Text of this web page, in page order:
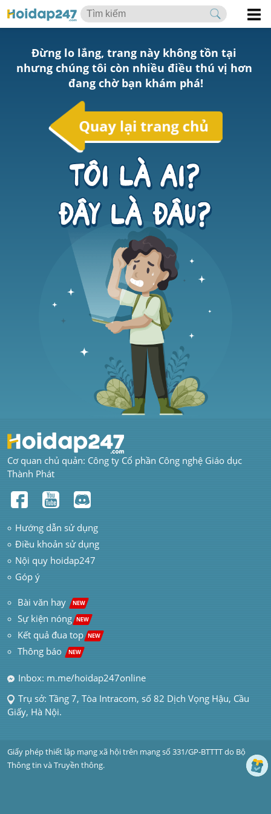
Đừng lo lắng, trang này không tồn tại
nhưng chúng tôi còn nhiều điều thú vị hơn
đang chờ bạn khám phá!
Cơ quan chủ quản: Công ty Cổ phần Công nghệ Giáo dục
Thành Phát
Hướng dẫn sử dụng
Điều khoản sử dụng
Nội quy hoidap247
Góp ý
Bài văn hay NEW
Sự kiện nóng NEW
Kết quả đua top NEW
Thông báo NEW
Inbox: m.me/hoidap247online
Trụ sở: Tầng 7, Tòa Intracom, số 82 Dịch Vọng Hậu, Cầu
Giấy, Hà Nội.
Giấy phép thiết lập mạng xã hội trên mạng số 331/GP-BTTTT do Bộ
Thông tin và Truyền thông.